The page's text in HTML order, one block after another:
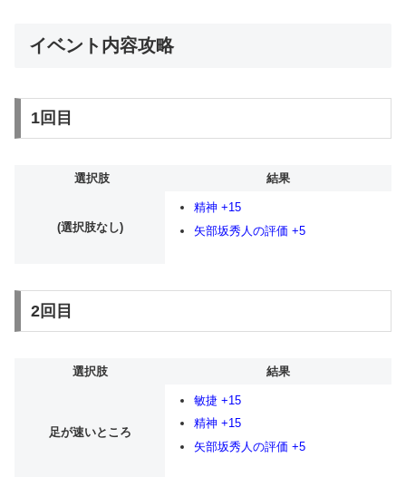
イベント内容攻略
1回目
選択肢 結果
(選択肢なし)
精神 +15
矢部坂秀人の評価 +5
2回目
選択肢 結果
足が速いところ
敏捷 +15
精神 +15
矢部坂秀人の評価 +5